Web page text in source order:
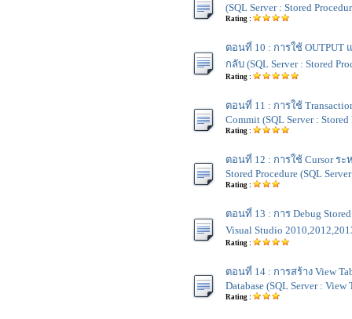
(SQL Server : Stored
Rating :
ตอนที่ 10 : การใช้ OUTPUT
กลับ (SQL Server : Stored
Rating :
ตอนที่ 11 : การใช้
Commit (SQL Server : Stored
Rating :
ตอนที่ 12 : การใช้ Cursor ระ
Stored Procedure (SQL
Rating :
ตอนที่ 13 : การ Debug
Visual Studio
Rating :
ตอนที่ 14 : การสร้าง View
Database (SQL Server : View
Rating :